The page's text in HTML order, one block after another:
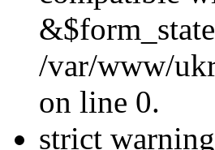
/var/www/
on line 0.
strict